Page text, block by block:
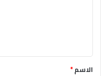
الاسم*